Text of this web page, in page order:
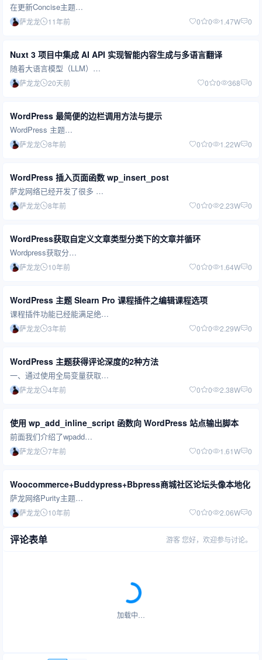
在更新Concise主题…
萨龙龙 11年前 0 0 1.47W 0
Nuxt 3 项目中集成 AI API 实现智能内容生成与多语言翻译
随着大语言模型（LLM）…
萨龙龙 20天前 0 0 368 0
WordPress 最简便的边栏调用方法与提示
WordPress 主题…
萨龙龙 8年前 0 0 1.22W 0
WordPress 插入页面函数 wp_insert_post
萨龙网络已经开发了很多 …
萨龙龙 8年前 0 0 2.23W 0
WordPress获取自定义文章类型分类下的文章并循环
Wordpress获取分…
萨龙龙 10年前 0 0 1.64W 0
WordPress 主题 Slearn Pro 课程插件之编辑课程选项
课程插件功能已经能满足绝…
萨龙龙 3年前 0 0 2.29W 0
WordPress 主题获得评论深度的2种方法
一、通过使用全局变量获取…
萨龙龙 4年前 0 0 2.38W 0
使用 wp_add_inline_script 函数向 WordPress 站点输出脚本
前面我们介绍了wpadd…
萨龙龙 7年前 0 0 1.61W 0
Woocommerce+Buddypress+Bbpress商城社区论坛头像本地化
萨龙网络Purity主题…
萨龙龙 10年前 0 0 2.06W 0
评论表单 游客 您好，欢迎参与讨论。
加载中…